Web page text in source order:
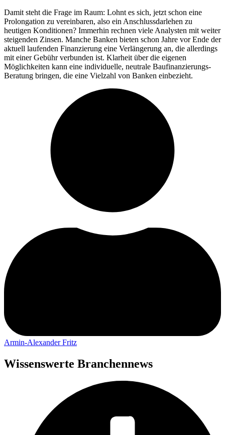
Damit steht die Frage im Raum: Lohnt es sich, jetzt schon eine
Prolongation zu vereinbaren, also ein Anschlussdarlehen zu
heutigen Konditionen? Immerhin rechnen viele Analysten mit weiter
steigenden Zinsen. Manche Banken bieten schon Jahre vor Ende der
aktuell laufenden Finanzierung eine Verlängerung an, die allerdings
mit einer Gebühr verbunden ist. Klarheit über die eigenen
Möglichkeiten kann eine individuelle, neutrale Baufinanzierungs-
Beratung bringen, die eine Vielzahl von Banken einbezieht.
Armin-Alexander Fritz
Wissenswerte Branchennews